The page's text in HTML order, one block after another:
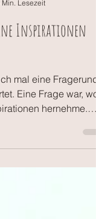
Min. Lesezeit
Inspirationen
mal eine
hernehme.